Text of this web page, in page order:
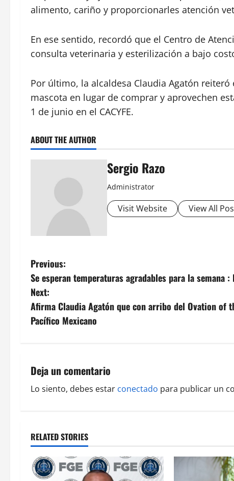
alimento, cariño y proporcionarles atención
En ese sentido, recordó que el Centro de
consulta veterinaria y esterilización a bajo
Por último, la alcaldesa Claudia Agatón
mascota en lugar de comprar y aprovechen
1 de junio en el CACYFE.
ABOUT THE AUTHOR
Sergio Razo
Administrator
Visit Website View All
P
o
s
t
a
v
g
a
Previous:
Se esperan temperaturas agradables para la semana :
Next:
Afirma Claudia Agatón que con arribo del Ovation of
Pacífico Mexicano
Deja un comentario
Lo siento, debes estar conectado para publicar un
RELATED STORIES